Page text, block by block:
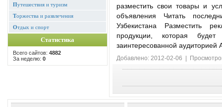
Путешествия и туризм
Торжества и развлечения
Отдых и спорт
Статистика
Всего сайтов: 4882
За неделю: 0
разместить свои товары и
объявления Читать
Узбекистана Разместить
продукции, которая будет
заинтересованной аудиторией
Добавлено: 2012-02-06 |